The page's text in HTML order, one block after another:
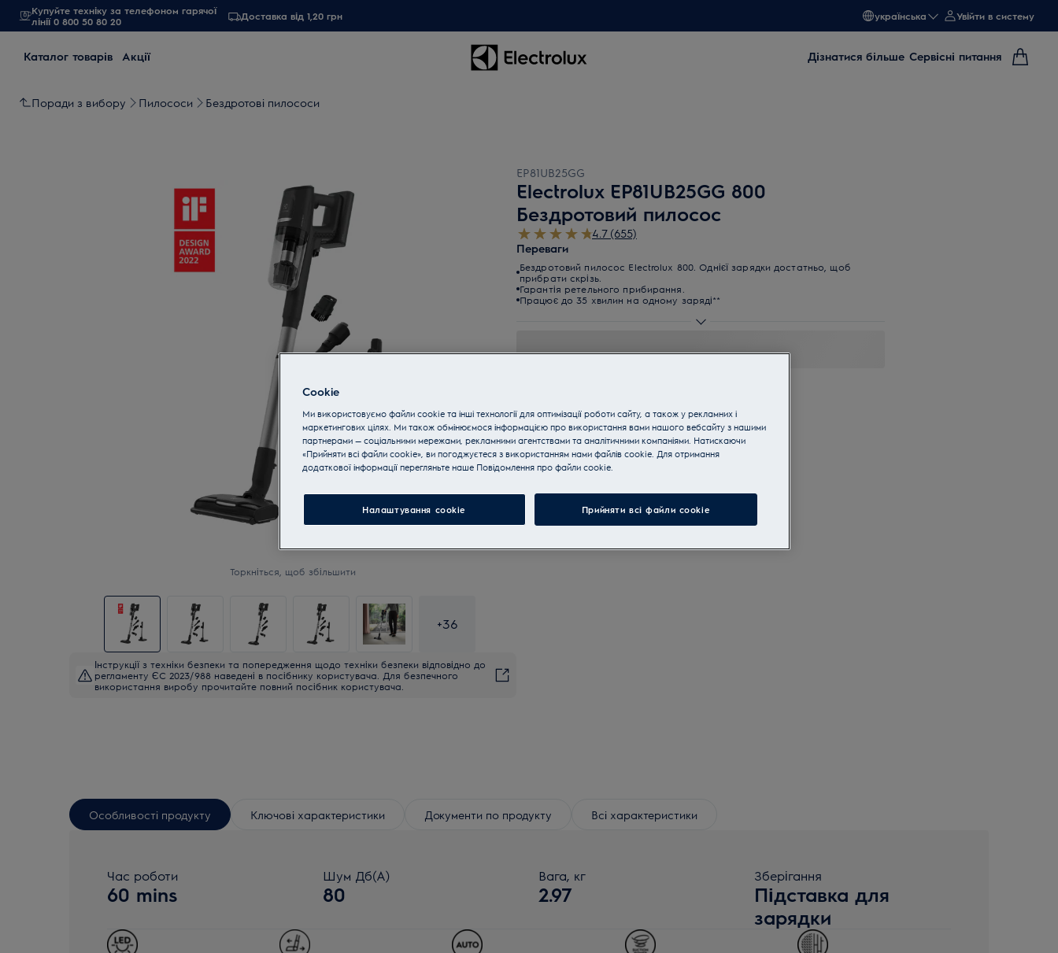
Купуйте техніку за телефоном гарячої
лінії 0 800 50 80 20
Доставка від 1,20 грн українська Увійти в систему
Каталог товарів Акції Дізнатися більше Сервісні питання
Поради з вибору Пилососи Бездротові пилососи
Торкніться, щоб збільшити
+36
Інструкції з техніки безпеки та попередження щодо техніки безпеки відповідно до
регламенту ЄС 2023/988 наведені в посібнику користувача. Для безпечного
використання виробу прочитайте повний посібник користувача.
EP81UB25GG
Electrolux EP81UB25GG 800
Бездротовий пилосос
4.7 (655)
Переваги
Бездротовий пилосос Electrolux 800. Однієї зарядки достатньо, щоб
прибрати скрізь.
Гарантія ретельного прибирання.
Працює до 35 хвилин на одному заряді**
Особливості продукту Ключові характеристики Документи по продукту Всі характеристики
Час роботи
60 mins
Шум Дб(A)
80
Вага, кг
2.97
Зберігання
Підставка для
зарядки
Cookie
Ми використовуємо файли cookie та інші технології для оптимізації роботи сайту, а також у рекламних і
маркетингових цілях. Ми також обмінюємося інформацією про використання вами нашого вебсайту з нашими
партнерами — соціальними мережами, рекламними агентствами та аналітичними компаніями. Натискаючи
«Прийняти всі файли cookie», ви погоджуєтеся з використанням нами файлів cookie. Для отримання
додаткової інформації перегляньте наше Пoвідомлення прo файли cookie.
Налаштування cookie Прийняти всі файли сookie